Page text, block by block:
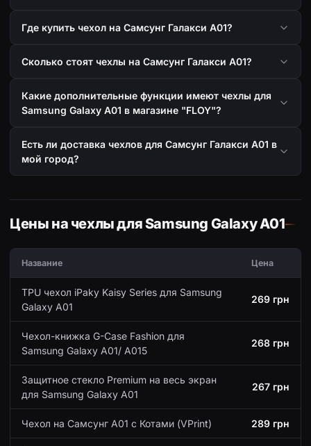
Где купить чехол на Самсунг Галакси А01?
Сколько стоят чехлы на Самсунг Галакси А01?
Какие дополнительные функции имеют чехлы для
Samsung Galaxy A01 в магазине "FLOY"?
Есть ли доставка чехлов для Самсунг Галакси А01 в
мой город?
Цены на чехлы для Samsung Galaxy A01
Название Цена
TPU чехол iPaky Kaisy Series для Samsung
Galaxy A01
269 грн
Чехол-книжка G-Case Fashion для
Samsung Galaxy A01/ A015
268 грн
Защитное стекло Premium на весь экран
для Samsung Galaxy A01
267 грн
Чехол на Самсунг А01 с Котами (VPrint) 289 грн